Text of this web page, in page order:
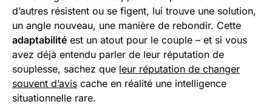
d’autres résistent ou se figent, lui trouve une solution,
un angle nouveau, une manière de rebondir. Cette
adaptabilité est un atout pour le couple – et si vous
avez déjà entendu parler de leur réputation de
souplesse, sachez que leur réputation de changer
souvent d’avis cache en réalité une intelligence
situationnelle rare.